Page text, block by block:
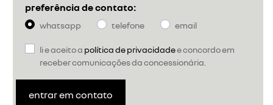
preferência de contato:
whatsapp telefone email
li e aceito a política de privacidadee concordo em
receber comunicações da concessionária.
entrar em contato